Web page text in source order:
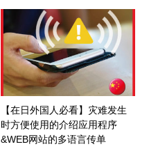
【在日外国人必看】灾难发生
时方便使用的介绍应用程序
&WEB网站的多语言传单